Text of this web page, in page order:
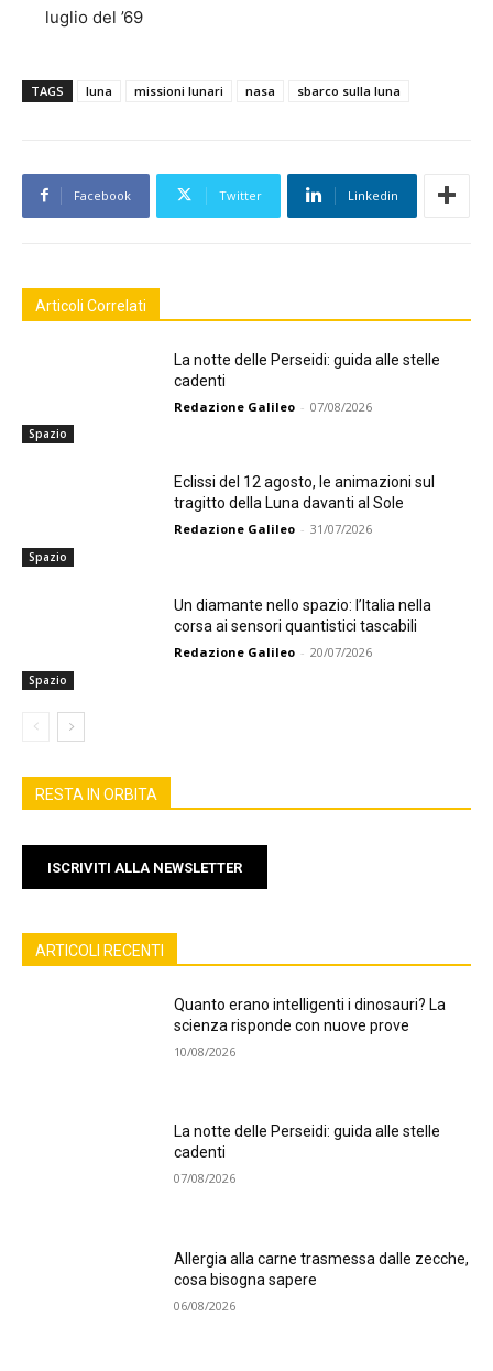
luglio del ’69
TAGS luna missioni lunari nasa sbarco sulla luna
Facebook Twitter Linkedin
Articoli Correlati
Spazio
La notte delle Perseidi: guida alle stelle
cadenti
Redazione Galileo - 07/08/2026
Spazio
Eclissi del 12 agosto, le animazioni sul
tragitto della Luna davanti al Sole
Redazione Galileo - 31/07/2026
Spazio
Un diamante nello spazio: l’Italia nella
corsa ai sensori quantistici tascabili
Redazione Galileo - 20/07/2026
RESTA IN ORBITA
ISCRIVITI ALLA NEWSLETTER
ARTICOLI RECENTI
Quanto erano intelligenti i dinosauri? La
scienza risponde con nuove prove
10/08/2026
La notte delle Perseidi: guida alle stelle
cadenti
07/08/2026
Allergia alla carne trasmessa dalle zecche,
cosa bisogna sapere
06/08/2026